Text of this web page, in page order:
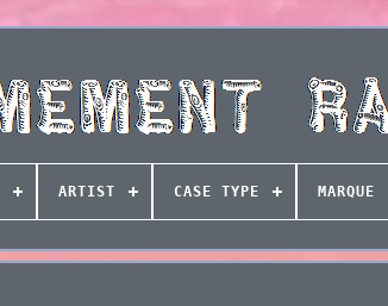
ARTIST CASE TYPE MARQUE